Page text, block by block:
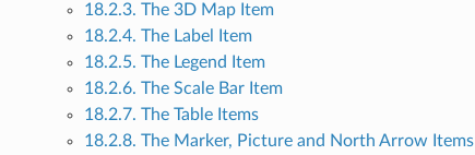
18.2.3. The 3D Map Item
18.2.4. The Label Item
18.2.5. The Legend Item
18.2.6. The Scale Bar Item
18.2.7. The Table Items
18.2.8. The Marker, Picture and North Arrow Items